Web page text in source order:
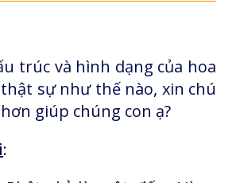
trúc và hình dạng của hoa
sự như thế nào, xin chú
giúp chúng con ạ?
: